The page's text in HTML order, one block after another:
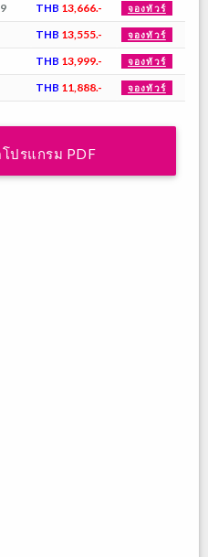
THB 13,666.- จองทัวร์
THB 13,555.- จองทัวร์
THB 13,999.- จองทัวร์
THB 11,888.- จองทัวร์
ปรแกรม PDF